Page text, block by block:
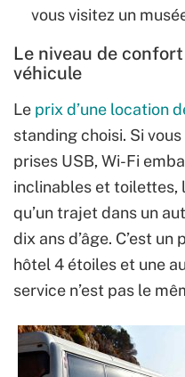
vous visitez un
Le niveau de
véhicule
Le prix d’une location
standing choisi. Si
prises USB, Wi-Fi
inclinables et toilettes,
qu’un trajet dans un
dix ans d’âge. C’est
hôtel 4 étoiles et une
service n’est pas le